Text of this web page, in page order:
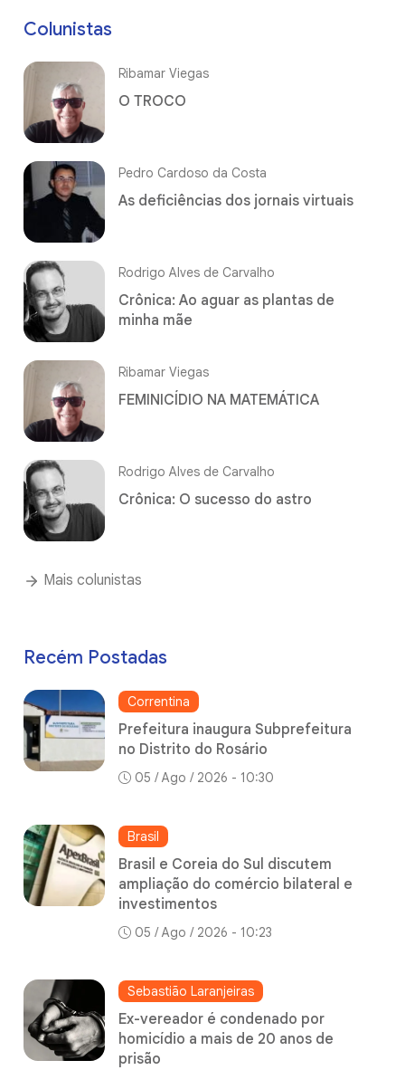
Colunistas
Ribamar Viegas
O TROCO
Pedro Cardoso da Costa
As deficiências dos jornais virtuais
Rodrigo Alves de Carvalho
Crônica: Ao aguar as plantas de
minha mãe
Ribamar Viegas
FEMINICÍDIO NA MATEMÁTICA
Rodrigo Alves de Carvalho
Crônica: O sucesso do astro
Mais colunistas
Recém Postadas
Correntina
Prefeitura inaugura Subprefeitura
no Distrito do Rosário
05 / Ago / 2026 - 10:30
Brasil
Brasil e Coreia do Sul discutem
ampliação do comércio bilateral e
investimentos
05 / Ago / 2026 - 10:23
Sebastião Laranjeiras
Ex-vereador é condenado por
homicídio a mais de 20 anos de
prisão